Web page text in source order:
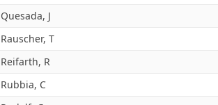
Quesada, J
Rauscher, T
Reifarth, R
Rubbia, C